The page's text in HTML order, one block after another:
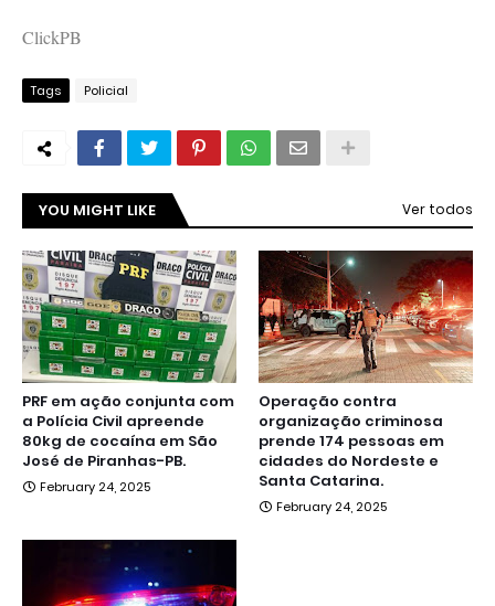
ClickPB
Tags Policial
YOU MIGHT LIKE Ver todos
PRF em ação conjunta com
a Polícia Civil apreende
80kg de cocaína em São
José de Piranhas-PB.
February 24, 2025
Operação contra
organização criminosa
prende 174 pessoas em
cidades do Nordeste e
Santa Catarina.
February 24, 2025